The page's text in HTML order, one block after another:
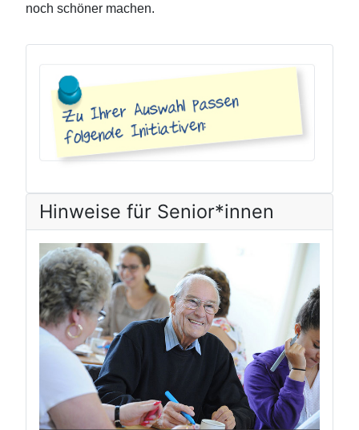
noch schöner machen.
Hinweise für Senior*innen